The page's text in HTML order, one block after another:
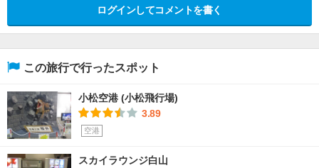
ログインしてコメントを書く
この旅行で行ったスポット
小松空港 (小松飛行場)
3.89
空港
スカイラウンジ白山